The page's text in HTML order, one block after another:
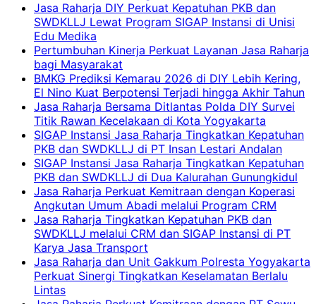
Jasa Raharja DIY Perkuat Kepatuhan PKB dan
SWDKLLJ Lewat Program SIGAP Instansi di Unisi
Edu Medika
Pertumbuhan Kinerja Perkuat Layanan Jasa Raharja
bagi Masyarakat
BMKG Prediksi Kemarau 2026 di DIY Lebih Kering,
El Nino Kuat Berpotensi Terjadi hingga Akhir Tahun
Jasa Raharja Bersama Ditlantas Polda DIY Survei
Titik Rawan Kecelakaan di Kota Yogyakarta
SIGAP Instansi Jasa Raharja Tingkatkan Kepatuhan
PKB dan SWDKLLJ di PT Insan Lestari Andalan
SIGAP Instansi Jasa Raharja Tingkatkan Kepatuhan
PKB dan SWDKLLJ di Dua Kalurahan Gunungkidul
Jasa Raharja Perkuat Kemitraan dengan Koperasi
Angkutan Umum Abadi melalui Program CRM
Jasa Raharja Tingkatkan Kepatuhan PKB dan
SWDKLLJ melalui CRM dan SIGAP Instansi di PT
Karya Jasa Transport
Jasa Raharja dan Unit Gakkum Polresta Yogyakarta
Perkuat Sinergi Tingkatkan Keselamatan Berlalu
Lintas